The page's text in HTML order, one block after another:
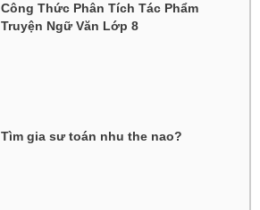
Công Thức Phân Tích Tác Phẩm
Truyện Ngữ Văn Lớp 8
Tìm gia sư toán nhu the nao?